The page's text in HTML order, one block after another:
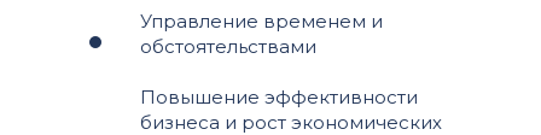
Управление временем и
обстоятельствами
Повышение эффективности
бизнеса и рост экономических